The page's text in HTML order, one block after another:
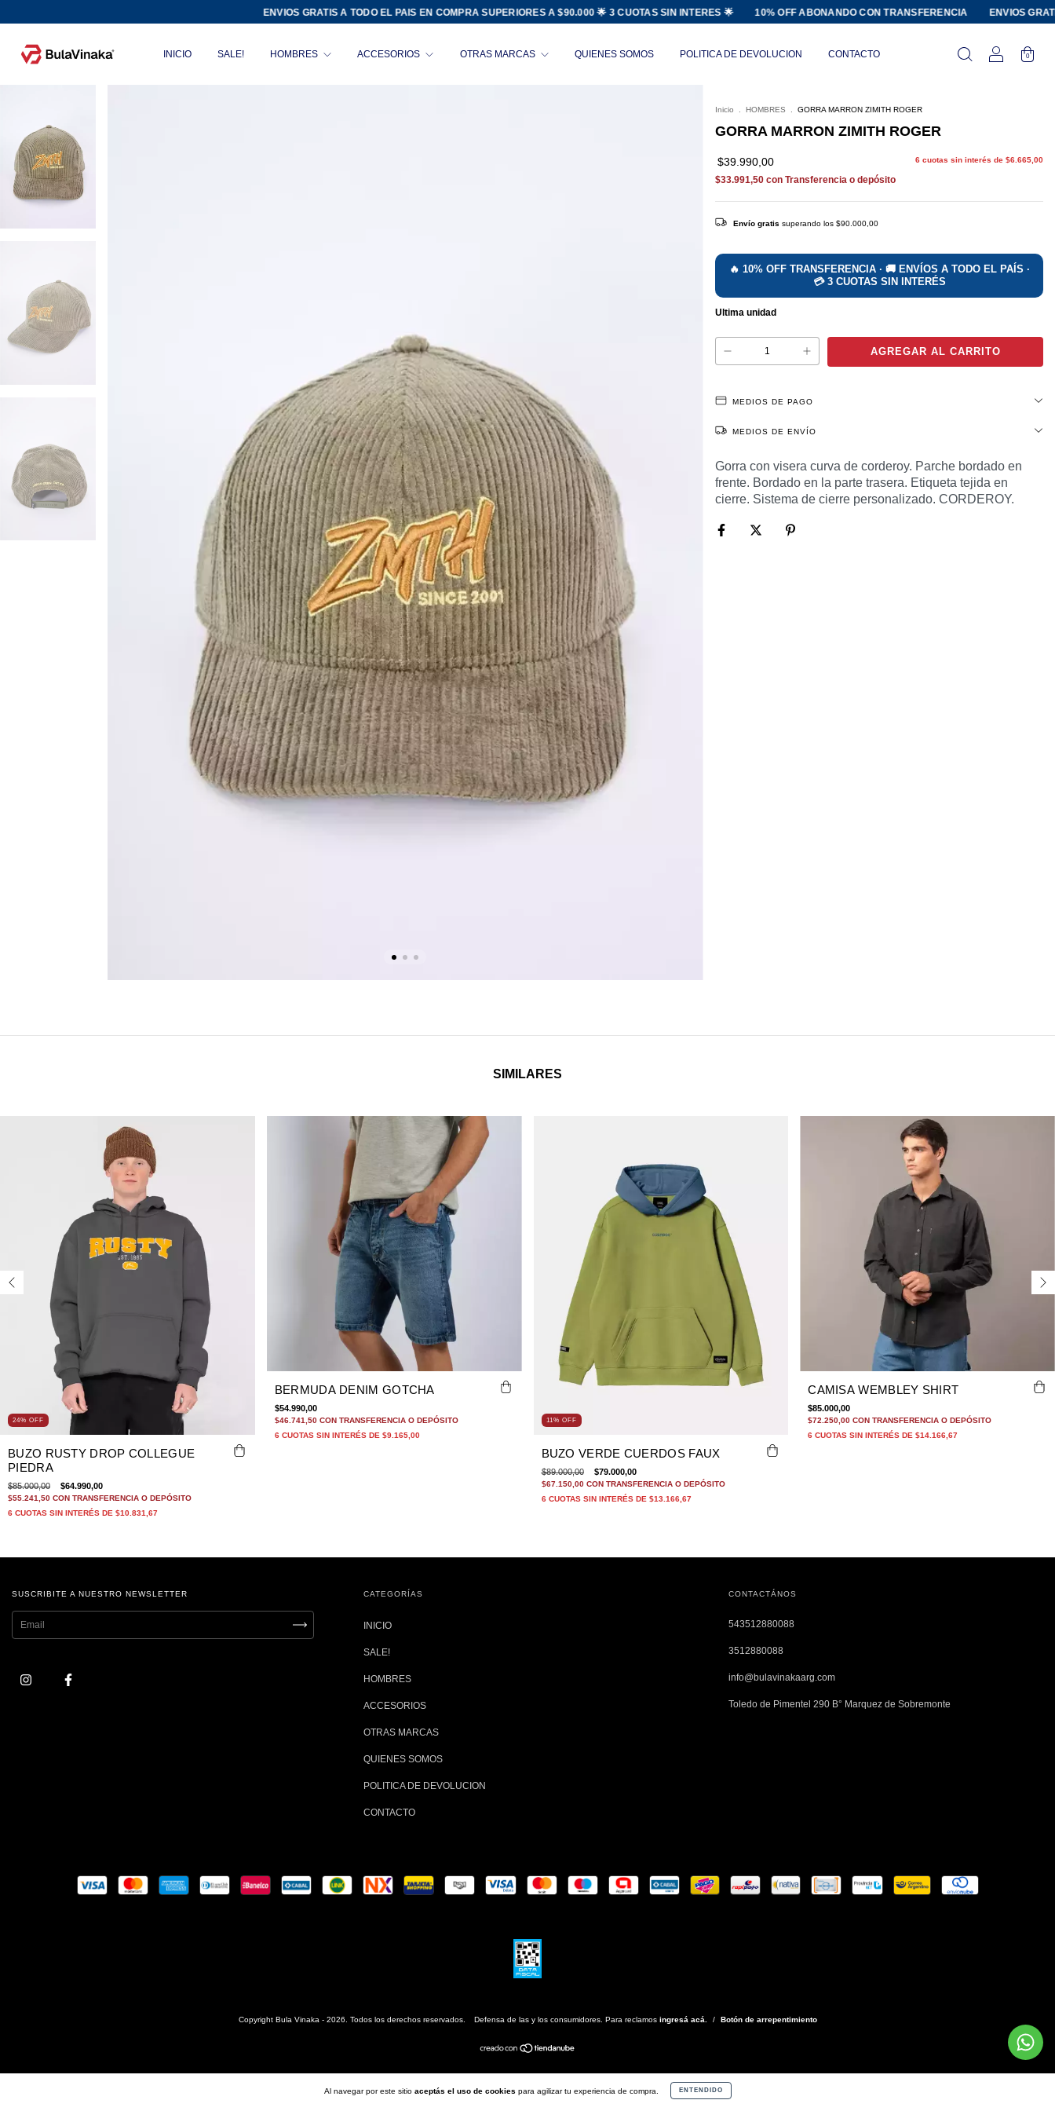
ENVIOS GRATIS A TODO EL PAIS EN COMPRA SUPERIORES A $90.000 🌟 3 CUOTAS SIN INTERES 🌟 10% OFF ABONANDO CON TRANSFERENCIA ENVIOS GRATIS A
INICIO SALE! HOMBRES ACCESORIOS OTRAS MARCAS QUIENES SOMOS POLITICA DE DEVOLUCION CONTACTO 0
Al navegar por este sitio aceptás el uso de cookies para agilizar tu experiencia de compra. ENTENDIDO
Inicio HOMBRES GORRA MARRON ZIMITH ROGER
GORRA MARRON ZIMITH ROGER
$39.990,00 6 cuotas sin interés de $6.665,00
$33.991,50 con Transferencia o depósito
Envío gratis superando los $90.000,00
Ultima unidad
MEDIOS DE PAGO
MEDIOS DE ENVÍO
Gorra con visera curva de corderoy. Parche bordado en
frente. Bordado en la parte trasera. Etiqueta tejida en
cierre. Sistema de cierre personalizado. CORDEROY.
SIMILARES
24% OFF
BUZO RUSTY DROP COLLEGUE
PIEDRA
$85.000,00 $64.990,00
$55.241,50 CON TRANSFERENCIA O DEPÓSITO
6 CUOTAS SIN INTERÉS DE $10.831,67
BERMUDA DENIM GOTCHA
$54.990,00
$46.741,50 CON TRANSFERENCIA O DEPÓSITO
6 CUOTAS SIN INTERÉS DE $9.165,00
11% OFF
BUZO VERDE CUERDOS FAUX
$89.000,00 $79.000,00
$67.150,00 CON TRANSFERENCIA O DEPÓSITO
6 CUOTAS SIN INTERÉS DE $13.166,67
CAMISA WEMBLEY SHIRT
$85.000,00
$72.250,00CON TRANSFERENCIA O DEPÓSITO
6 CUOTAS SIN INTERÉS DE$14.166,67
SUSCRIBITE A NUESTRO NEWSLETTER CATEGORÍAS
INICIO
SALE!
HOMBRES
ACCESORIOS
OTRAS MARCAS
QUIENES SOMOS
POLITICA DE DEVOLUCION
CONTACTO
CONTACTÁNOS
543512880088
3512880088
info@bulavinakaarg.com
Toledo de Pimentel 290 B° Marquez de Sobremonte
Copyright Bula Vinaka - 2026. Todos los derechos reservados. Defensa de las y los consumidores. Para reclamos ingresá acá. / Botón de arrepentimiento